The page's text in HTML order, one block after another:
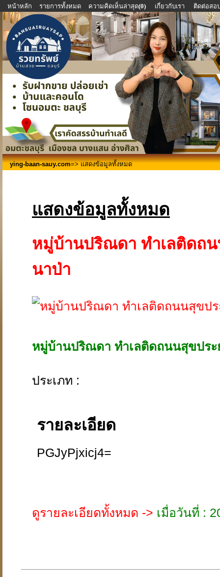
หน้าหลัก รายการทั้งหมด ความคิดเห็นล่าสุด(0) เกี่ยวกับเรา ติดต่อสอ
ying-baan-sauy.com=> แสดงข้อมูลทั้งหมด
แสดงข้อมูลทั้งหมด
หมู่บ้านปริณดา ทำเลติดถ
นาป่า
หมู่บ้านปริณดา ทำเลติดถนนสุขปร
ประเภท :
รายละเอียด
PGJyPjxicj4=
ดูรายละเอียดทั้งหมด -> เมื่อวันที่ :